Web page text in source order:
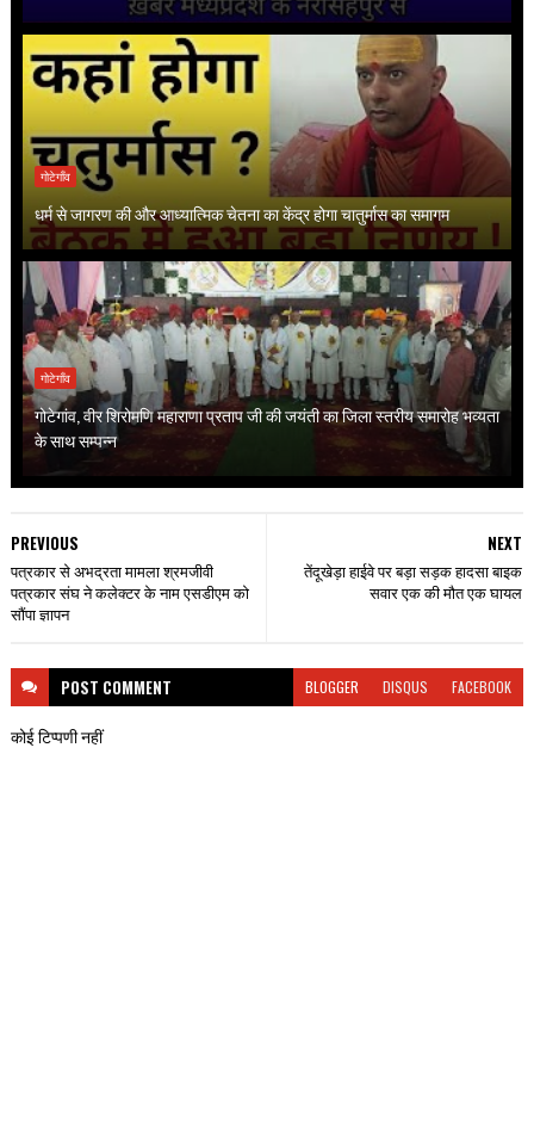
गोटेगाँव
धर्म से जागरण की और आध्यात्मिक चेतना का केंद्र होगा चातुर्मास का समागम
गोटेगाँव
गोटेगांव, वीर शिरोमणि महाराणा प्रताप जी की जयंती का जिला स्तरीय समारोह भव्यता
के साथ सम्पन्न
NEXT
तेंदूखेड़ा हाईवे पर बड़ा सड़क हादसा बाइक
सवार एक की मौत एक घायल
PREVIOUS
पत्रकार से अभद्रता मामला श्रमजीवी
पत्रकार संघ ने कलेक्टर के नाम एसडीएम को
सौंपा ज्ञापन
POST COMMENT BLOGGER DISQUS FACEBOOK
कोई टिप्पणी नहीं